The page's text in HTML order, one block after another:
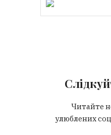
Читайте
улюблених